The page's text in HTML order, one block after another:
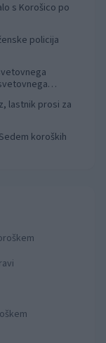
s Korošico po
policija
lastnik prosi za
koroških